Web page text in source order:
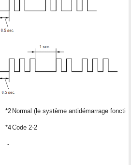
*2 Normal (le système antidémarrage
*4Code 2-2
-